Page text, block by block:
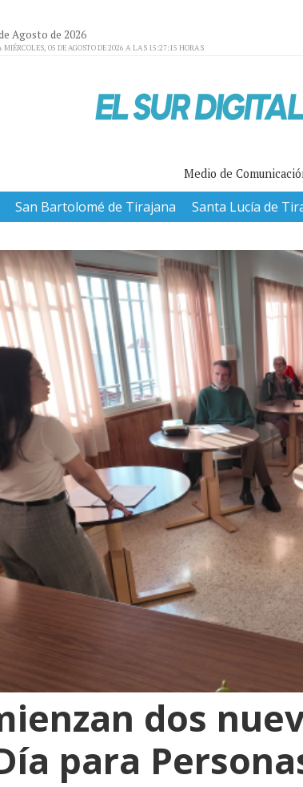
Agosto de 2026
05 DE AGOSTO DE 2026 A LAS 15:27:15 HORAS
Medio de
San Bartolomé de Tirajana Santa Lucía de
dos
para